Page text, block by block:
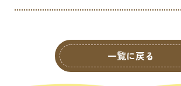
一覧に戻る